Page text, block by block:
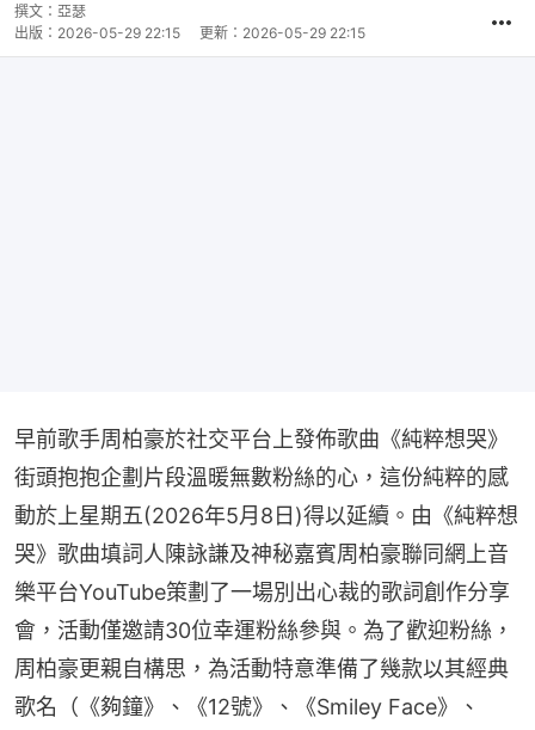
撰文： 亞瑟
出版： 2026-05-29 22:15 更新： 2026-05-29 22:15
早前歌手周柏豪於社交平台上發佈歌曲《純粹想哭》
街頭抱抱企劃片段溫暖無數粉絲的心，這份純粹的感
動於上星期五(2026年5月8日)得以延續。由《純粹想
哭》歌曲填詞人陳詠謙及神秘嘉賓周柏豪聯同網上音
樂平台YouTube策劃了一場別出心裁的歌詞創作分享
會，活動僅邀請30位幸運粉絲參與。為了歡迎粉絲，
周柏豪更親自構思，為活動特意準備了幾款以其經典
歌名（《夠鐘》、《12號》、《Smiley Face》、